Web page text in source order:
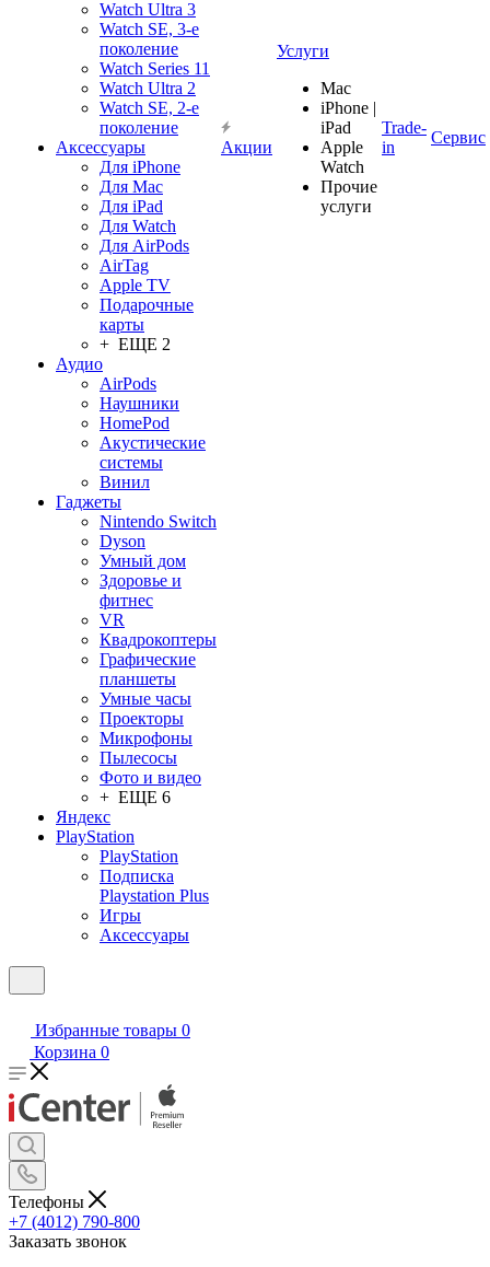
Watch Ultra 3
Watch SE, 3-е
поколение
Watch Series 11
Watch Ultra 2
Watch SE, 2-е
поколение
Аксессуары
Для iPhone
Для Mac
Для iPad
Для Watch
Для AirPods
AirTag
Apple TV
Подарочные
карты
+ ЕЩЕ 2
Аудио
AirPods
Наушники
HomePod
Акустические
системы
Винил
Гаджеты
Nintendo Switch
Dyson
Умный дом
Здоровье и
фитнес
VR
Квадрокоптеры
Графические
планшеты
Умные часы
Проекторы
Микрофоны
Пылесосы
Фото и видео
+ ЕЩЕ 6
Яндекс
PlayStation
PlayStation
Подписка
Playstation Plus
Игры
Аксессуары
Акции
Услуги
Mac
iPhone |
iPad
Apple
Watch
Прочие
услуги
Trade-
in
Сервис
Избранные товары 0
Корзина 0
Телефоны
+7 (4012) 790-800
Заказать звонок